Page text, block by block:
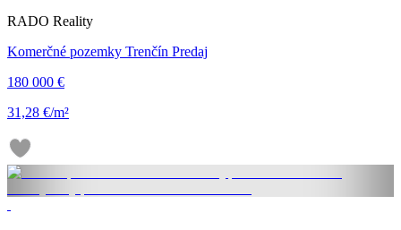
RADO Reality
Komerčné pozemky Trenčín Predaj
180 000 €
31,28 €/m²